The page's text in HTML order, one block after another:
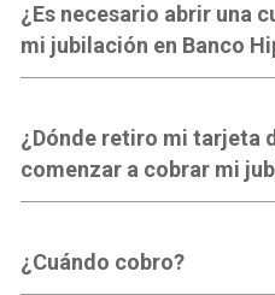
¿Es necesario abrir una
mi jubilación en Banco
¿Dónde retiro mi tarjeta
comenzar a cobrar mi
¿Cuándo cobro?